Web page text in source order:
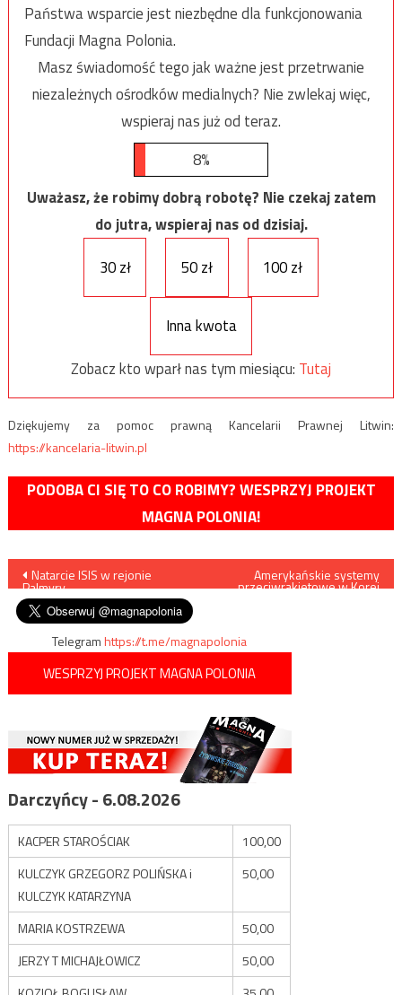
Państwa wsparcie jest niezbędne dla funkcjonowania
Fundacji Magna Polonia.
Masz świadomość tego jak ważne jest przetrwanie
niezależnych ośrodków medialnych? Nie zwlekaj więc,
wspieraj nas już od teraz.
8%
Uważasz, że robimy dobrą robotę? Nie czekaj zatem
do jutra, wspieraj nas od dzisiaj.
30 zł
50 zł 100 zł
Inna kwota
Zobacz kto wparł nas tym miesiącu: Tutaj
Dziękujemy za pomoc prawną Kancelarii Prawnej Litwin:
https://kancelaria-litwin.pl
PODOBA CI SIĘ TO CO ROBIMY? WESPRZYJ PROJEKT
MAGNA POLONIA!
Nawigacja
wpisu
Natarcie ISIS w rejonie
Palmyry
Amerykańskie systemy
przeciwrakietowe w Korei
Telegramhttps://t.me/magnapolonia
WESPRZYJ PROJEKT MAGNA POLONIA
Darczyńcy - 6.08.2026
KACPER STAROŚCIAK
100,00
KULCZYK GRZEGORZ POLIŃSKA i
KULCZYK KATARZYNA
50,00
MARIA KOSTRZEWA
50,00
JERZY T MICHAJŁOWICZ
50,00